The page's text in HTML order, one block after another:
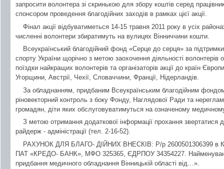
запросити волонтера зі скринькою для збору коштів серед
спонсором проведення благодійних заходів в рамках цієї акції.
Фінал акції відбуватиметься 14-15 травня 2011 року в усіх
численні волонтери збиратимуть на вулицях Вінниччини кошти.
Всеукраїнський благодійний фонд «Серце до серця» за
спорту України щорічно з метою заохочення діяльності волонтерів
поїздки найкращих волонтерів та організаторів акції до країн
Угорщини, Австрії, Чехії, Словаччини, Франції, Нідерландів.
За обладнанням, придбаним Всеукраїнським благодійним
ріновекторний контроль з боку Фонду, Наглядової Ради та
громадян, діти яких обслуговуватимуться на означеному
З метою отримання додаткової інформації прохання звертатися
райдерж - адміністрації (тел. 2-16-52).
РАХУНОК ДЛЯ БЛАГО- ДІЙНИХ ВНЕСКІВ: Р/р 2600501306399 в
ПАТ «КРЕДО- БАНК», МФО 325365, ЄДРПОУ 34354227.
придбання медичного обладнання Вінницькій області від…».